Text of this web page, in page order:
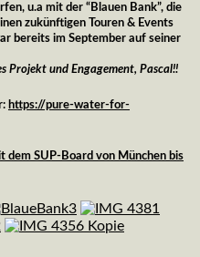
u.a mit der “Blauen Bank”, die
zukünftigen Touren & Events
bereits im September auf seiner
Projekt und Engagement, Pascal!!
https://pure-water-for-
dem SUP-Board von München bis